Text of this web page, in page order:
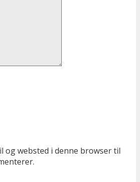
og websted i denne browser til